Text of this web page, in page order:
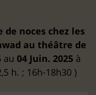
de noces chez les
au théâtre de
au 04 Juin. 2025 à
h. ; 16h-18h30 )